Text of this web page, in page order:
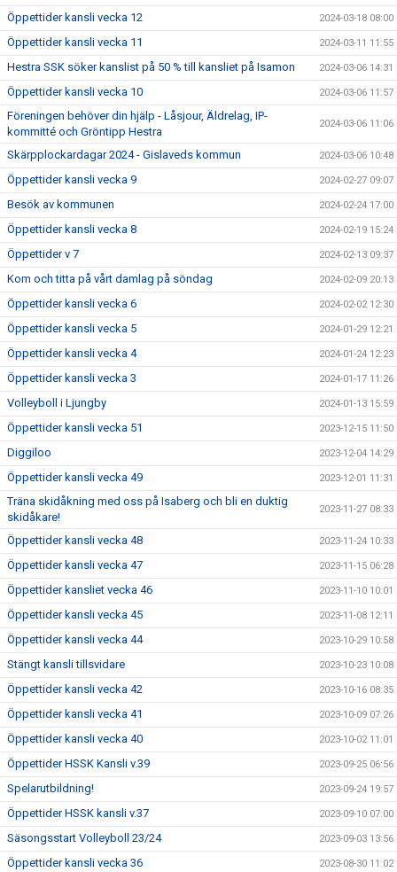
Öppettider kansli vecka 12 2024-03-18 08:00
Öppettider kansli vecka 11 2024-03-11 11:55
Hestra SSK söker kanslist på 50 % till kansliet på Isamon 2024-03-06 14:31
Öppettider kansli vecka 10 2024-03-06 11:57
Föreningen behöver din hjälp - Låsjour, Äldrelag, IP-
kommitté och Gröntipp Hestra
2024-03-06 11:06
Skärpplockardagar 2024 - Gislaveds kommun 2024-03-06 10:48
Öppettider kansli vecka 9 2024-02-27 09:07
Besök av kommunen 2024-02-24 17:00
Öppettider kansli vecka 8 2024-02-19 15:24
Öppettider v 7 2024-02-13 09:37
Kom och titta på vårt damlag på söndag 2024-02-09 20:13
Öppettider kansli vecka 6 2024-02-02 12:30
Öppettider kansli vecka 5 2024-01-29 12:21
Öppettider kansli vecka 4 2024-01-24 12:23
Öppettider kansli vecka 3 2024-01-17 11:26
Volleyboll i Ljungby 2024-01-13 15:59
Öppettider kansli vecka 51 2023-12-15 11:50
Diggiloo 2023-12-04 14:29
Öppettider kansli vecka 49 2023-12-01 11:31
Träna skidåkning med oss på Isaberg och bli en duktig
skidåkare!
2023-11-27 08:33
Öppettider kansli vecka 48 2023-11-24 10:33
Öppettider kansli vecka 47 2023-11-15 06:28
Öppettider kansliet vecka 46 2023-11-10 10:01
Öppettider kansli vecka 45 2023-11-08 12:11
Öppettider kansli vecka 44 2023-10-29 10:58
Stängt kansli tillsvidare 2023-10-23 10:08
Öppettider kansli vecka 42 2023-10-16 08:35
Öppettider kansli vecka 41 2023-10-09 07:26
Öppettider kansli vecka 40 2023-10-02 11:01
Öppettider HSSK Kansli v.39 2023-09-25 06:56
Spelarutbildning! 2023-09-24 19:57
Öppettider HSSK kansli v.37 2023-09-10 07:00
Säsongsstart Volleyboll 23/24 2023-09-03 13:56
Öppettider kansli vecka 36 2023-08-30 11:02